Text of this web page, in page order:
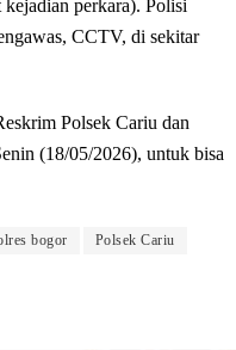
perkara). Polisi
CCTV, di sekitar
Polsek Cariu dan
(18/05/2026), untuk bisa
bogor Polsek Cariu